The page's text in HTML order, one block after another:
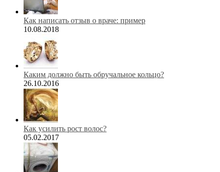
Как написать отзыв о враче: пример
10.08.2018
Каким должно быть обручальное кольцо?
26.10.2016
Как усилить рост волос?
05.02.2017